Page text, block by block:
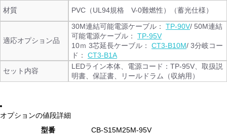
材質 PVC（UL94規格 V-0難燃性）（蓄光仕様）
適応オプション品
30M連結可能電源ケーブル： TP-90V/ 50M連結
可能電源ケーブル： TP-95V
10ｍ 3芯延長ケーブル： CT3-B10M/ 3分岐コー
ド： CT3-B1A
セット内容
LEDライン本体、電源コード：TP-95V、取扱説
明書、保証書、リールドラム（収納用）
オプションの値段詳細
型番
CB-S15M25M-95V